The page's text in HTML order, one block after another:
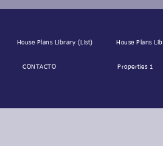
House Plans Library (List) House Plans
CONTACTO Properties 1